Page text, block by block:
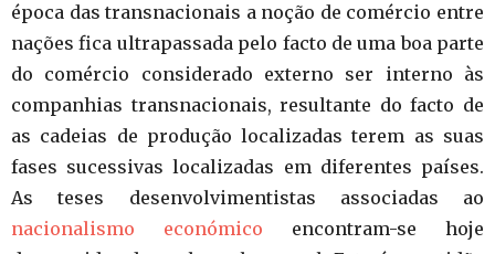
época das transnacionais a noção de comércio entre
nações fica ultrapassada pelo facto de uma boa parte
do comércio considerado externo ser interno às
companhias transnacionais, resultante do facto de
as cadeias de produção localizadas terem as suas
fases sucessivas localizadas em diferentes países.
As teses desenvolvimentistas associadas ao
nacionalismo económico encontram-se hoje